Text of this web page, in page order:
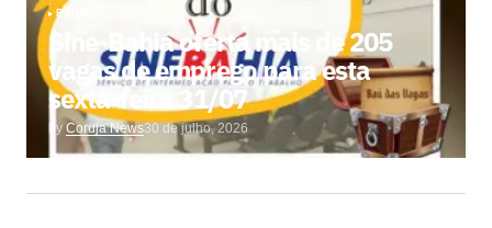
BAHIA
Sine-Bahia oferta mais de 205
vagas de emprego para esta
sexta-feira 31/07
by Coruja News30 de julho, 2026